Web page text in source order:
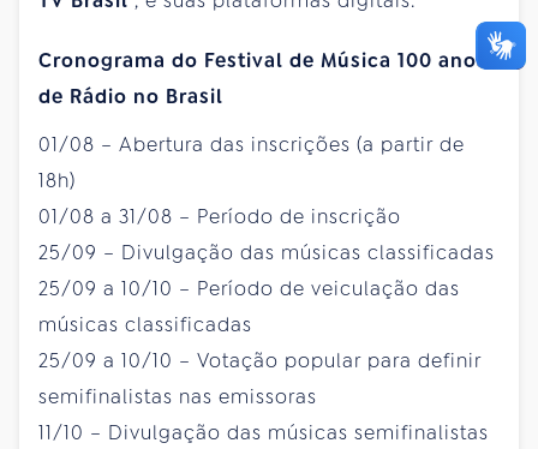
Cronograma do Festival de Música 100 anos
de Rádio no Brasil
01/08 – Abertura das inscrições (a partir de
18h)
01/08 a 31/08 – Período de inscrição
25/09 – Divulgação das músicas classificadas
25/09 a 10/10 – Período de veiculação das
músicas classificadas
25/09 a 10/10 – Votação popular para definir
semifinalistas nas emissoras
11/10 – Divulgação das músicas semifinalistas